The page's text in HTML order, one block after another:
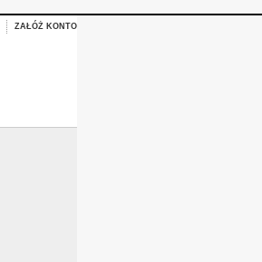
ZAŁÓŻ KONTO